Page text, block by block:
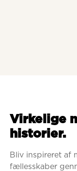
Virkelige
historier.
Bliv inspireret af
fællesskaber